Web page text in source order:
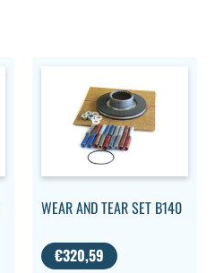
WEAR AND TEAR SET B140
€320,59